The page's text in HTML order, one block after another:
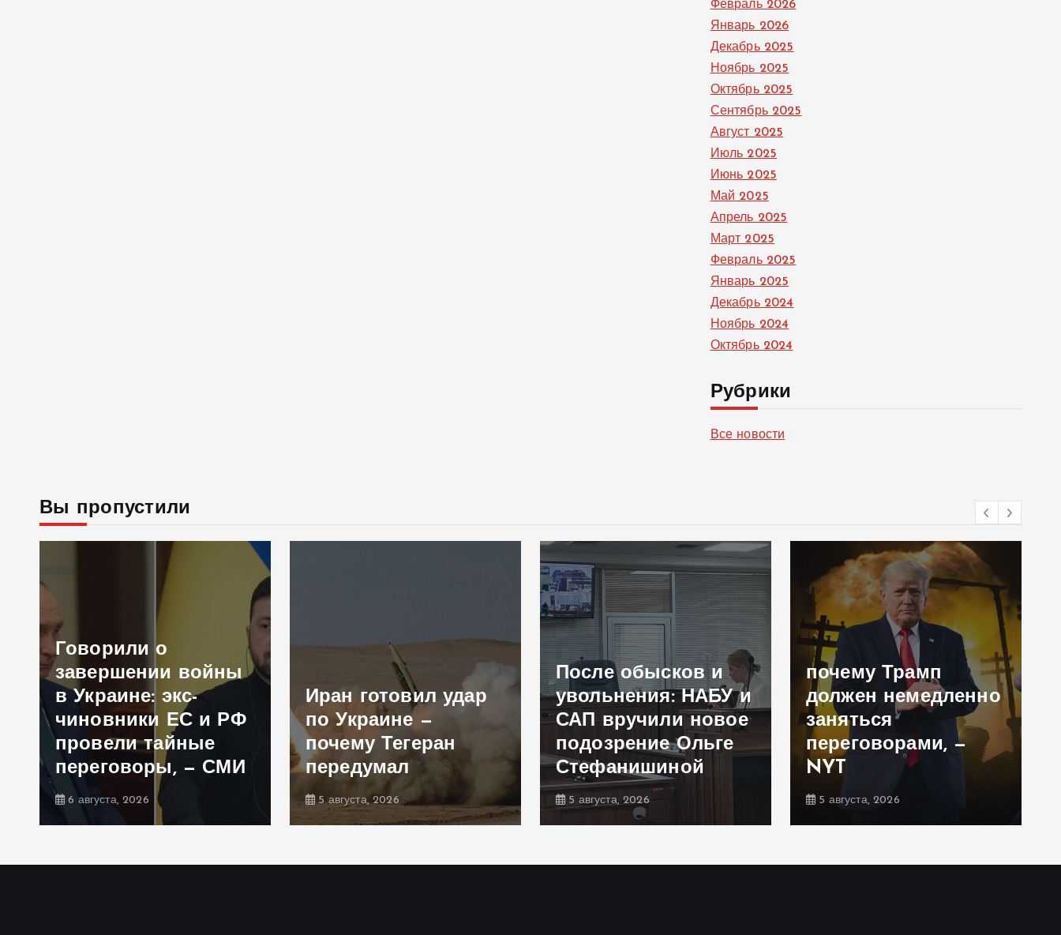
Февраль 2026
Январь 2026
Декабрь 2025
Ноябрь 2025
Октябрь 2025
Сентябрь 2025
Август 2025
Июль 2025
Июнь 2025
Май 2025
Апрель 2025
Март 2025
Февраль 2025
Январь 2025
Декабрь 2024
Ноябрь 2024
Октябрь 2024
Рубрики
Все новости
Вы пропустили
Говорили о
завершении войны
в Украине: экс-
чиновники ЕС и РФ
провели тайные
переговоры, — СМИ
6 августа, 2026
Иран готовил удар
по Украине —
почему Тегеран
передумал
5 августа, 2026
После обысков и
увольнения: НАБУ и
САП вручили новое
подозрение Ольге
Стефанишиной
5 августа, 2026
почему Трамп
должен немедленно
заняться
переговорами, —
NYT
5 августа, 2026